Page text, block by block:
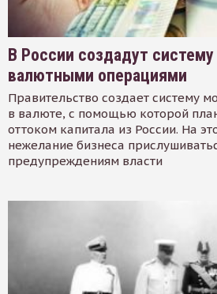
В России создадут систему
валютными операциями
Правительство создает систему
в валюте, с помощью которой
оттоком капитала из России. На
нежелание бизнеса
предупреждениям власти